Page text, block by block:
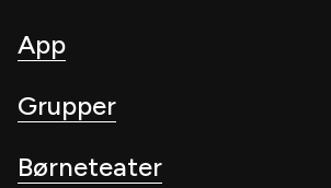
App
Grupper
Børneteater